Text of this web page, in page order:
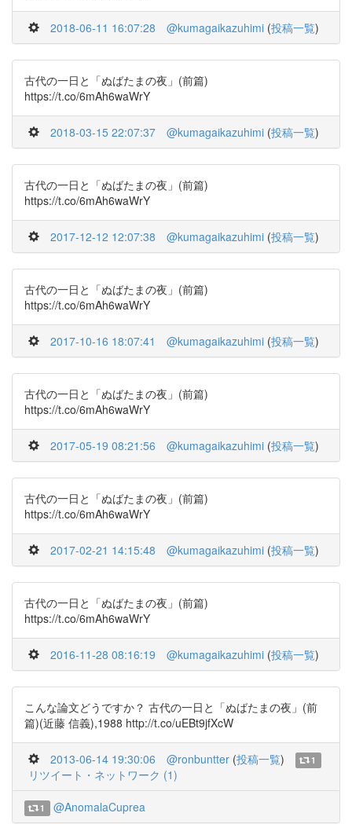
2018-06-11 16:07:28 @kumagaikazuhimi (投稿一覧)
古代の一日と「ぬばたまの夜」(前篇)
https://t.co/6mAh6waWrY
2018-03-15 22:07:37 @kumagaikazuhimi (投稿一覧)
古代の一日と「ぬばたまの夜」(前篇)
https://t.co/6mAh6waWrY
2017-12-12 12:07:38 @kumagaikazuhimi (投稿一覧)
古代の一日と「ぬばたまの夜」(前篇)
https://t.co/6mAh6waWrY
2017-10-16 18:07:41 @kumagaikazuhimi (投稿一覧)
古代の一日と「ぬばたまの夜」(前篇)
https://t.co/6mAh6waWrY
2017-05-19 08:21:56 @kumagaikazuhimi (投稿一覧)
古代の一日と「ぬばたまの夜」(前篇)
https://t.co/6mAh6waWrY
2017-02-21 14:15:48 @kumagaikazuhimi (投稿一覧)
古代の一日と「ぬばたまの夜」(前篇)
https://t.co/6mAh6waWrY
2016-11-28 08:16:19 @kumagaikazuhimi (投稿一覧)
こんな論文どうですか？ 古代の一日と「ぬばたまの夜」(前
篇)(近藤 信義),1988 http://t.co/uEBt9jfXcW
2013-06-14 19:30:06 @ronbuntter (投稿一覧) 1
リツイート・ネットワーク (1)
1 @AnomalaCuprea